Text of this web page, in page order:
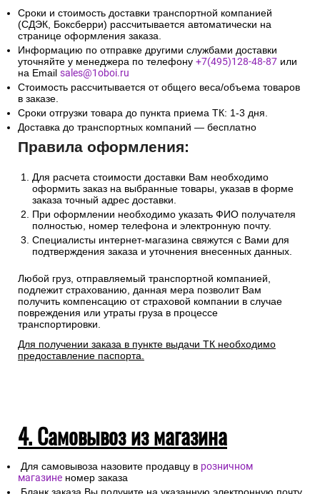
Сроки и стоимость доставки транспортной компанией
(СДЭК, Боксберри) рассчитывается автоматически на
странице оформления заказа.
Информацию по отправке другими службами доставки
уточняйте у менеджера по телефону +7(495)128-48-87 или
на Email sales@1oboi.ru
Стоимость рассчитывается от общего веса/объема товаров
в заказе.
Сроки отгрузки товара до пункта приема ТК: 1-3 дня.
Доставка до транспортных компаний — бесплатно
Правила оформления:
Для расчета стоимости доставки Вам необходимо
оформить заказ на выбранные товары, указав в форме
заказа точный адрес доставки.
При оформлении необходимо указать ФИО получателя
полностью, номер телефона и электронную почту.
Специалисты интернет-магазина свяжутся с Вами для
подтверждения заказа и уточнения внесенных данных.
Любой груз, отправляемый транспортной компанией,
подлежит страхованию, данная мера позволит Вам
получить компенсацию от страховой компании в случае
повреждения или утраты груза в процессе
транспортировки.
Для получении заказа в пункте выдачи ТК необходимо
предоставление паспорта.
4. Самовывоз из магазина
Для самовывоза назовите продавцу в розничном
магазине номер заказа